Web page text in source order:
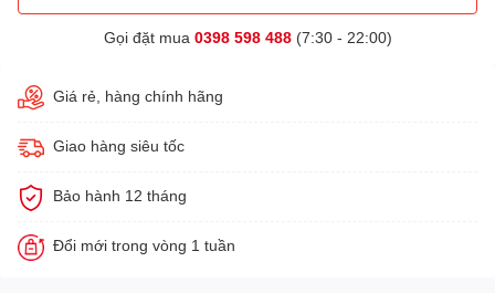
Gọi đặt mua 0398 598 488(7:30 - 22:00)
Giá rẻ, hàng chính hãng
Giao hàng siêu tốc
Bảo hành 12 tháng
Đổi mới trong vòng 1 tuần